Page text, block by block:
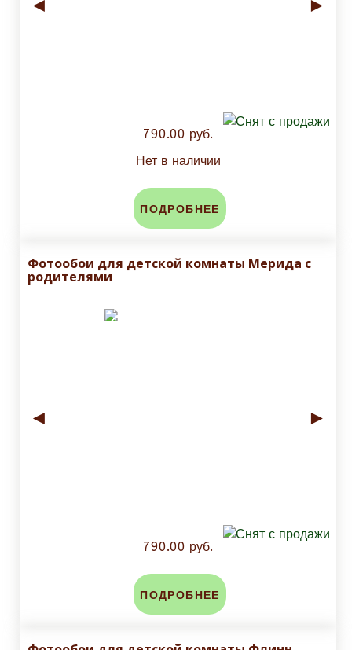
◄ ►
790.00 руб.
Нет в наличии
ПОДРОБНЕЕ
Фотообои для детской комнаты Мерида с
родителями
◄ ►
790.00 руб.
ПОДРОБНЕЕ